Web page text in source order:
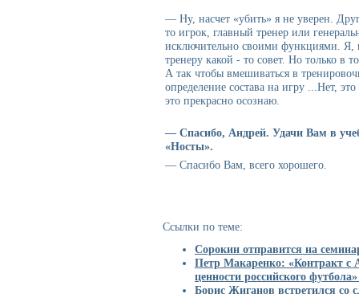
— Ну, насчет «убить» я не уверен.
то игрок, главный тренер или
исключительно своими функциями. Я,
тренеру какой - то совет. Но только в
А так чтобы вмешиваться в
определение состава на игру ...Нет,
это прекрасно осознаю.
— Спасибо, Андрей. Удачи Вам в
«Носты».
— Спасибо Вам, всего хорошего.
Ссылки по теме:
Сорокин отправится на
Петр Макаренко: «Контракт с
ценности российского футбола»
Борис Жиганов встретился